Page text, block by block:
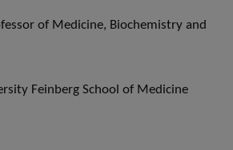
of Medicine, Biochemistry and
Feinberg School of Medicine